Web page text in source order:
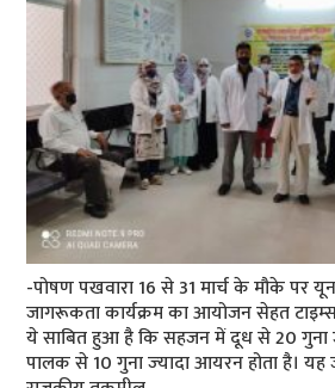
-पोषण पखवारा 16 से 31 मार्च के मौके पर
जागरूकता कार्यक्रम का आयोजन सेहत
ये साबित हुआ है कि सहजन में दूध से 20 गुना
पालक से 10 गुना ज्‍यादा आयरन होता है। यह